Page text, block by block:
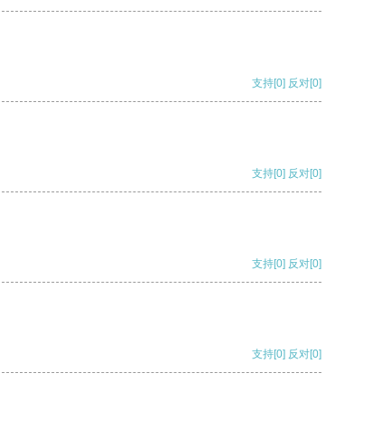
支持[0] 反对[0]
支持[0] 反对[0]
支持[0] 反对[0]
支持[0] 反对[0]